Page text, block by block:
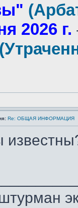
2026 г.
Re: ОБЩАЯ ИНФОРМАЦИЯ